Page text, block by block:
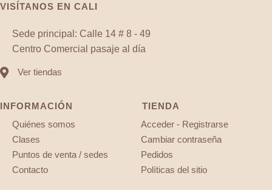
VISÍTANOS EN CALI
Sede principal: Calle 14 # 8 - 49
Centro Comercial pasaje al día
Ver tiendas
INFORMACIÓN
Quiénes somos
Clases
Puntos de venta / sedes
Contacto
TIENDA
Acceder - Registrarse
Cambiar contraseña
Pedidos
Políticas del sitio